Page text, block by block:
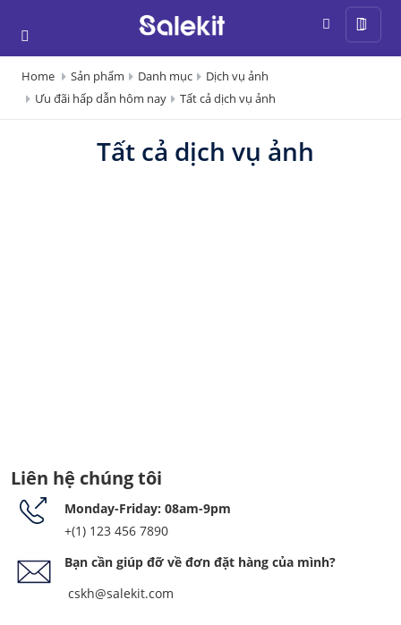
Home Sản phẩm Danh mục
Dịch vụ ảnh
Ưu đãi hấp dẫn hôm nay
Tất cả dịch vụ ảnh
Tất cả dịch vụ ảnh
Liên hệ chúng tôi
Monday-Friday: 08am-9pm
+(1) 123 456 7890
Bạn cần giúp đỡ về đơn đặt hàng của mình?
cskh@salekit.com